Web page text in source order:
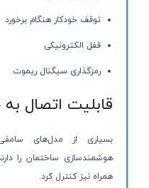
توقف خودکار هنگام برخورد
قفل الکترونیکی
رمزگذاری سیگنال ریموت
قابلیت اتصال
بسیاری از مدل‌های
هوشمندسازی ساختمان را
همراه نیز کنترل کرد.